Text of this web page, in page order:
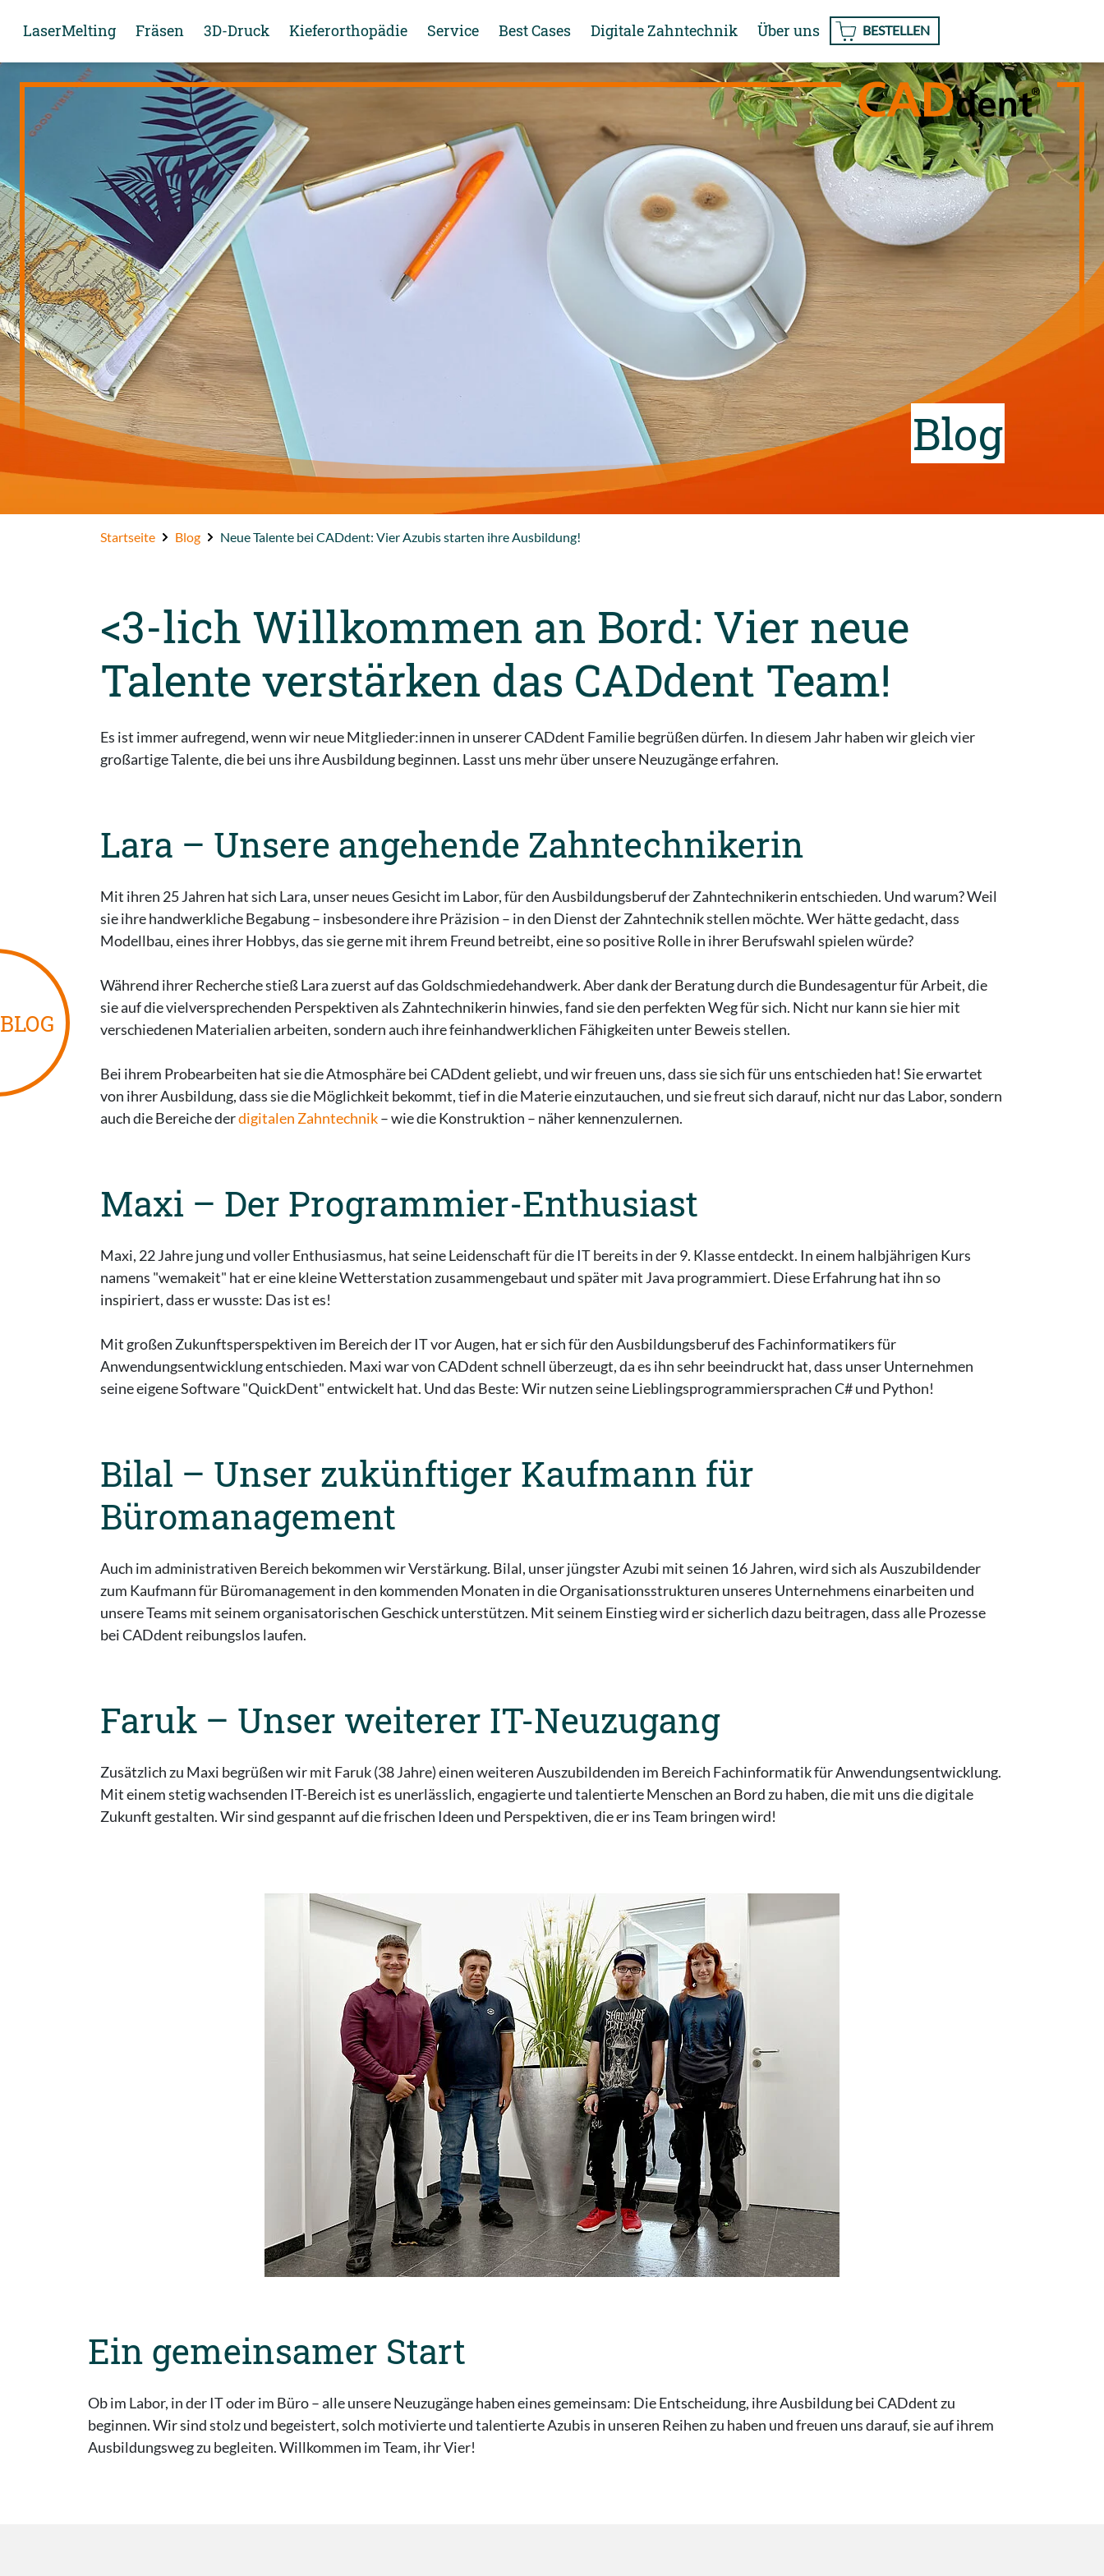
LaserMelting
Aktueller Goldkurs
Fräsen
FAB Cobalt-Chrome
FAB Titanium
CAMLOG
FAB Zirconia
FAB Polymer
3D-Druck Kieferorthopädie Service
Webseminar digitaler Modellguss
Jetzt für den Newsletter anmelden!
Best Cases Digitale Zahntechnik Über uns BESTELLEN
Blog
Startseite Blog Neue Talente bei CADdent: Vier Azubis starten ihre Ausbildung!
<3-lich Willkommen an Bord: Vier neue
Talente verstärken das CADdent Team!
Es ist immer aufregend, wenn wir neue Mitglieder:innen in unserer CADdent Familie begrüßen dürfen. In diesem Jahr haben wir gleich vier
großartige Talente, die bei uns ihre Ausbildung beginnen. Lasst uns mehr über unsere Neuzugänge erfahren.
Lara – Unsere angehende Zahntechnikerin
Mit ihren 25 Jahren hat sich Lara, unser neues Gesicht im Labor, für den Ausbildungsberuf der Zahntechnikerin entschieden. Und warum? Weil
sie ihre handwerkliche Begabung – insbesondere ihre Präzision – in den Dienst der Zahntechnik stellen möchte. Wer hätte gedacht, dass
Modellbau, eines ihrer Hobbys, das sie gerne mit ihrem Freund betreibt, eine so positive Rolle in ihrer Berufswahl spielen würde?
Während ihrer Recherche stieß Lara zuerst auf das Goldschmiedehandwerk. Aber dank der Beratung durch die Bundesagentur für Arbeit, die
sie auf die vielversprechenden Perspektiven als Zahntechnikerin hinwies, fand sie den perfekten Weg für sich. Nicht nur kann sie hier mit
verschiedenen Materialien arbeiten, sondern auch ihre feinhandwerklichen Fähigkeiten unter Beweis stellen.
Bei ihrem Probearbeiten hat sie die Atmosphäre bei CADdent geliebt, und wir freuen uns, dass sie sich für uns entschieden hat! Sie erwartet
von ihrer Ausbildung, dass sie die Möglichkeit bekommt, tief in die Materie einzutauchen, und sie freut sich darauf, nicht nur das Labor, sondern
auch die Bereiche derdigitalen Zahntechnik– wie die Konstruktion – näher kennenzulernen.
Maxi – Der Programmier-Enthusiast
Maxi, 22 Jahre jung und voller Enthusiasmus, hat seine Leidenschaft für die IT bereits in der 9. Klasse entdeckt. In einem halbjährigen Kurs
namens "wemakeit" hat er eine kleine Wetterstation zusammengebaut und später mit Java programmiert. Diese Erfahrung hat ihn so
inspiriert, dass er wusste: Das ist es!
Mit großen Zukunftsperspektiven im Bereich der IT vor Augen, hat er sich für den Ausbildungsberuf des Fachinformatikers für
Anwendungsentwicklung entschieden. Maxi war von CADdent schnell überzeugt, da es ihn sehr beeindruckt hat, dass unser Unternehmen
seine eigene Software "QuickDent" entwickelt hat. Und das Beste: Wir nutzen seine Lieblingsprogrammiersprachen C# und Python!
Bilal – Unser zukünftiger Kaufmann für
Büromanagement
Auch im administrativen Bereich bekommen wir Verstärkung. Bilal, unser jüngster Azubi mit seinen 16 Jahren, wird sich als Auszubildender
zum Kaufmann für Büromanagement in den kommenden Monaten in die Organisationsstrukturen unseres Unternehmens einarbeiten und
unsere Teams mit seinem organisatorischen Geschick unterstützen. Mit seinem Einstieg wird er sicherlich dazu beitragen, dass alle Prozesse
bei CADdent reibungslos laufen.
Faruk – Unser weiterer IT-Neuzugang
Zusätzlich zu Maxi begrüßen wir mit Faruk (38 Jahre) einen weiteren Auszubildenden im Bereich Fachinformatik für Anwendungsentwicklung.
Mit einem stetig wachsenden IT-Bereich ist es unerlässlich, engagierte und talentierte Menschen an Bord zu haben, die mit uns die digitale
Zukunft gestalten. Wir sind gespannt auf die frischen Ideen und Perspektiven, die er ins Team bringen wird!
Ein gemeinsamer Start
Ob im Labor, in der IT oder im Büro – alle unsere Neuzugänge haben eines gemeinsam: Die Entscheidung, ihre Ausbildung bei CADdent zu
beginnen. Wir sind stolz und begeistert, solch motivierte und talentierte Azubis in unseren Reihen zu haben und freuen uns darauf, sie auf ihrem
Ausbildungsweg zu begleiten. Willkommen im Team, ihr Vier!
BLOG